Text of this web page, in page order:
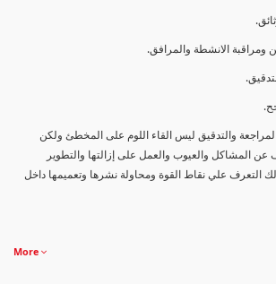
والتدقيق ليس القاء اللوم على المخطئ ولكن
المشاكل والعيوب والعمل على إزالتها والتطوير
التعرف علي نقاط القوة ومحاولة نشرها وتعميمها داخل
More